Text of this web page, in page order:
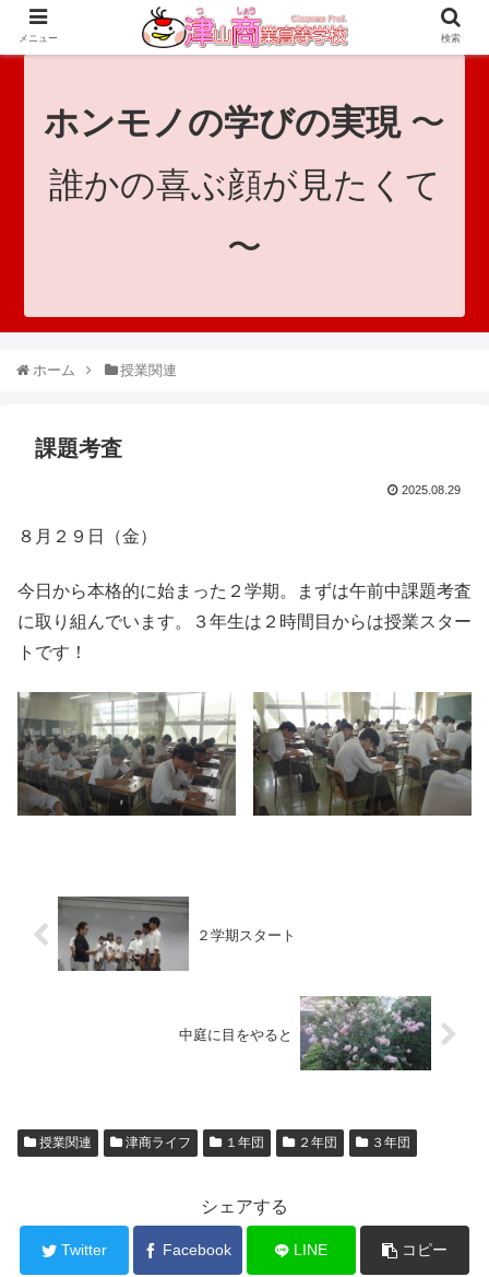
since 1921｜地域と共に未来へつなげ！｜Tsuyama Commercial High School
ホンモノの学びの実現〜
誰かの喜ぶ顔が見たくて
〜
ホーム 授業関連
課題考査
2025.08.29
８月２９日（金）
今日から本格的に始まった２学期。まずは午前中課題考査
に取り組んでいます。３年生は２時間目からは授業スター
トです！
２学期スタート
中庭に目をやると
授業関連 津商ライフ １年団 ２年団 ３年団
シェアする
Twitter Facebook LINE コピー
メニュー 検索